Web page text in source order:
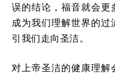
误的结论，福音就会更
成为我们理解世界的
引我们走向圣洁。
对上帝圣洁的健康理解